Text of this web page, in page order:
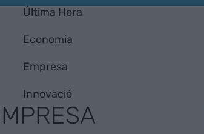
Última Hora
Economia
Empresa
Innovació